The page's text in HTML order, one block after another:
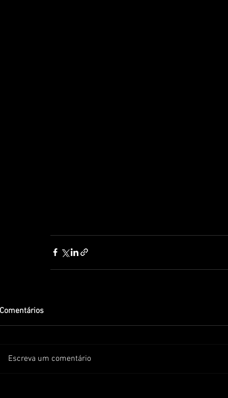
Comentários
Escreva um comentário